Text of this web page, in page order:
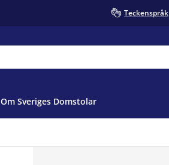
Teckenspråk
Om Sveriges Domstolar